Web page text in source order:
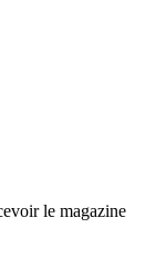
le magazine